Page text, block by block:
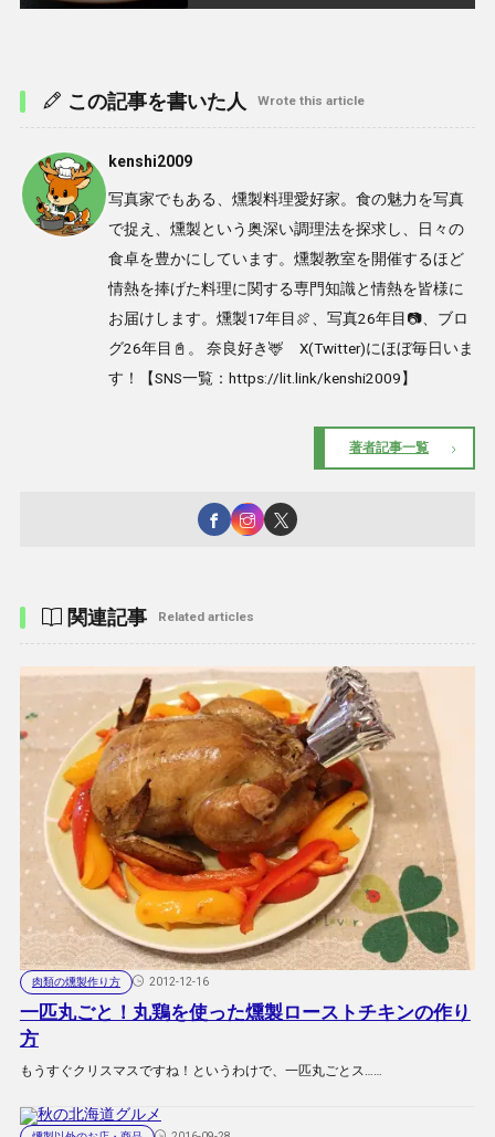
この記事を書いた人 Wrote this article
kenshi2009
写真家でもある、燻製料理愛好家。食の魅力を写真
で捉え、燻製という奥深い調理法を探求し、日々の
食卓を豊かにしています。燻製教室を開催するほど
情熱を捧げた料理に関する専門知識と情熱を皆様に
お届けします。燻製17年目🍖、写真26年目📷、ブロ
グ26年目📓。 奈良好き🦌 X(Twitter)にほぼ毎日いま
す！【SNS一覧：https://lit.link/kenshi2009】
著者記事一覧
関連記事 Related articles
肉類の燻製作り方 2012-12-16
一匹丸ごと！丸鶏を使った燻製ローストチキンの作り
方
もうすぐクリスマスですね！というわけで、一匹丸ごとス……